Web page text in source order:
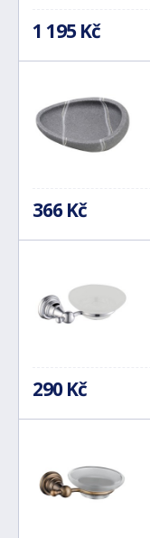
1 195 Kč
366 Kč
290 Kč